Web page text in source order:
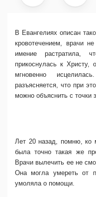
В Евангелиях описан
кровотечением, врачи
имение растратила,
прикоснулась к Христу,
мгновенно
разъясняется, что при
можно объяснить с точки
Лет 20 назад, помню, ко
была точно такая же
Врачи вылечить ее не
Она могла умереть от
умоляла о помощи.